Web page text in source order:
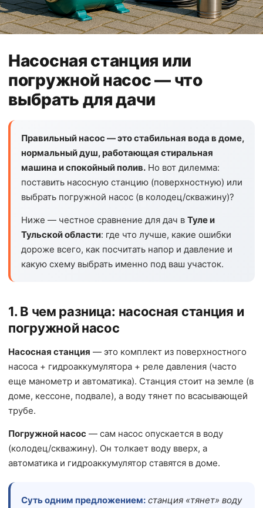
Насосная станция или
погружной насос — что
выбрать для дачи
Правильный насос — это стабильная вода в доме,
нормальный душ, работающая стиральная
машина и спокойный полив. Но вот дилемма:
поставить насосную станцию (поверхностную) или
выбрать погружной насос (в колодец/скважину)?
Ниже — честное сравнение для дач в Туле и
Тульской области: где что лучше, какие ошибки
дороже всего, как посчитать напор и давление и
какую схему выбрать именно под ваш участок.
1. В чем разница: насосная станция и
погружной насос
Насосная станция — это комплект из поверхностного
насоса + гидроаккумулятора + реле давления (часто
еще манометр и автоматика). Станция стоит на земле (в
доме, кессоне, подвале), а воду тянет по всасывающей
трубе.
Погружной насос — сам насос опускается в воду
(колодец/скважину). Он толкает воду вверх, а
автоматика и гидроаккумулятор ставятся в доме.
Суть одним предложением: станция «тянет» воду